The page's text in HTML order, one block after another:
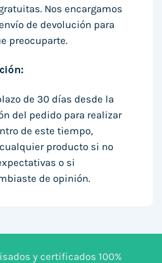
Nos encargamos
de devolución para
preocuparte.
de 30 días desde la
del pedido para realizar
de este tiempo,
producto si no
o si
de opinión.
y certificados 100%